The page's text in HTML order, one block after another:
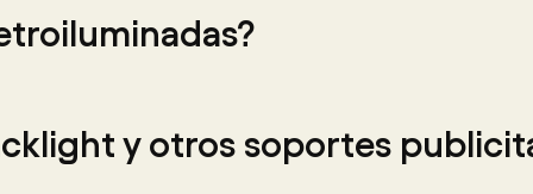
y otros soportes